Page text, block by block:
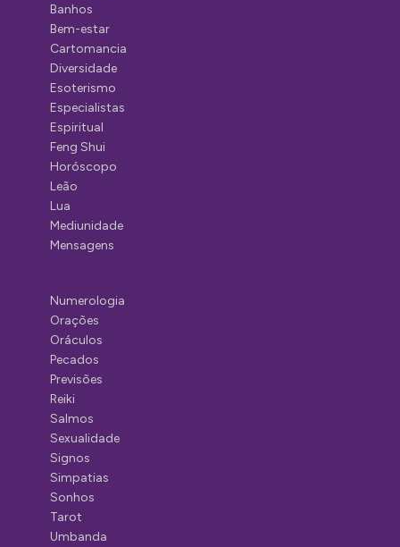
Banhos
Bem-estar
Cartomancia
Diversidade
Esoterismo
Especialistas
Espiritual
Feng Shui
Horóscopo
Leão
Lua
Mediunidade
Mensagens
Numerologia
Orações
Oráculos
Pecados
Previsões
Reiki
Salmos
Sexualidade
Signos
Simpatias
Sonhos
Tarot
Umbanda